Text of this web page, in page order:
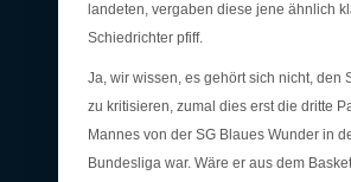
landeten, vergaben diese jene ähnlich
Schiedrichter pfiff.
Ja, wir wissen, es gehört sich nicht, den
zu kritisieren, zumal dies erst die dritte
Mannes von der SG Blaues Wunder in
Bundesliga war. Wäre er aus dem